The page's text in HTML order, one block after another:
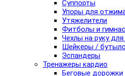
Суппорты
Упоры для
Утяжелители
Фитболы и
Чехлы на руку
Шейкеры /
Эспандеры
Тренажеры кардио
Беговые дорожки